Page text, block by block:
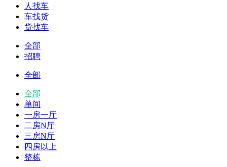
人找车
车找货
货找车
全部
招聘
全部
全部
单间
一房一厅
二房N厅
三房N厅
四房以上
整栋